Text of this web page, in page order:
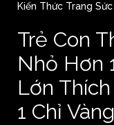
Kiến Thức Trang Sức
Trẻ Con
Nhỏ Hơn
Lớn
1 Chỉ Vàng